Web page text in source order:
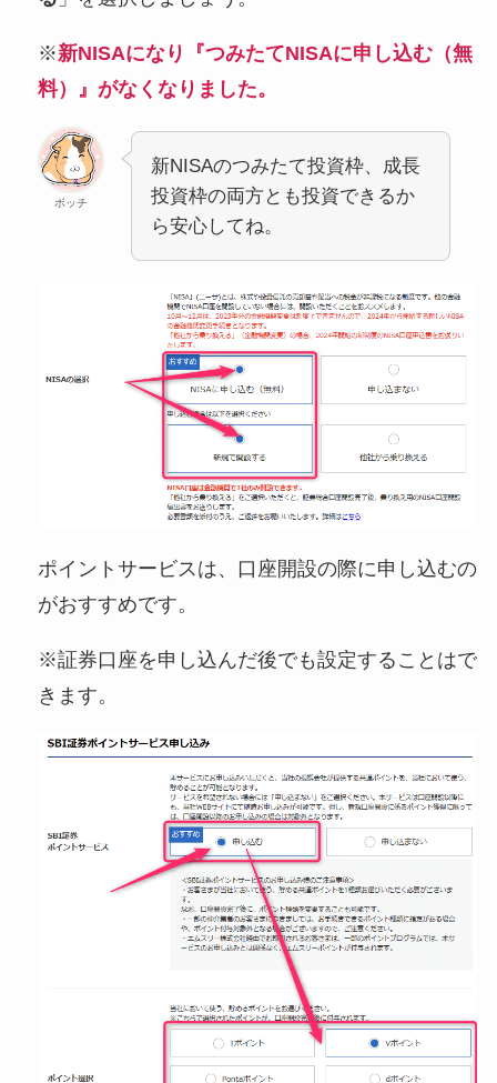
※新NISAになり『つみたてNISAに申し込む（無
料）』がなくなりました。
ボッチ
新NISAのつみたて投資枠、成長
投資枠の両方とも投資できるか
ら安心してね。
ポイントサービスは、口座開設の際に申し込むの
がおすすめです。
※証券口座を申し込んだ後でも設定することはで
きます。